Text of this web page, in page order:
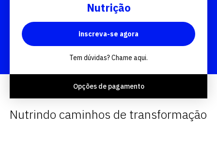
Nutrição
inscreva-se agora
Tem dúvidas? Chame aqui.
Opções de pagamento
Nutrindo caminhos de transformação